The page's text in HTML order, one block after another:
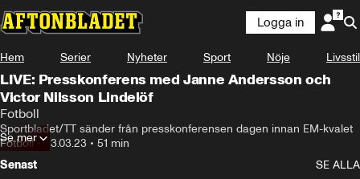
Logga in
Hem Serier Nyheter Sport Nöje Livsstil
LIVE: Presskonferens med Janne Andersson och
Victor Nilsson Lindelöf
Fotboll
Sportbladet/TT sänder från presskonferensen dagen innan EM-kvalet
Fotboll•23.03.23 • 51 min
Se mer
Senast
SE ALLA